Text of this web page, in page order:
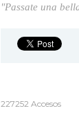
"Passate una
227252 Accesos